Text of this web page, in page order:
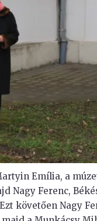
Emília, a
Nagy Ferenc,
követően Nagy